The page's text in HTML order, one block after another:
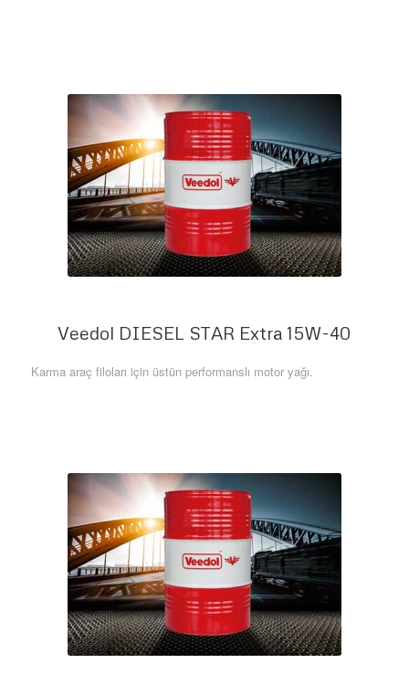
Veedol DIESEL STAR Extra 15W-40
Karma araç filoları için üstün performanslı motor yağı.